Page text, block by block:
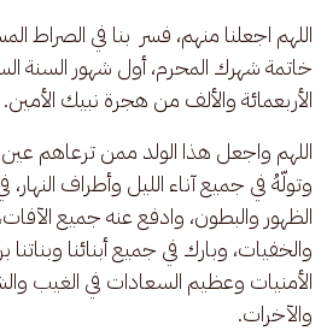
اللهم اجعلنا منهم، فسر  بنا في الصراط
خاتمة شهرك المحرم، أول شهور السنة
الأربعمائة والألف من هجرة نبيك الأمين.
اللهم واجعل هذا الولد ممن ترعاهم عين
وتولّهُ في جميع آناء الليل وأطراف
الظهور والبطون، وادفع عنه جميع
والخفيات، وبارك في جميع أبنائنا
الأمنيات وعظيم السعادات في الغيب
والآخرات.